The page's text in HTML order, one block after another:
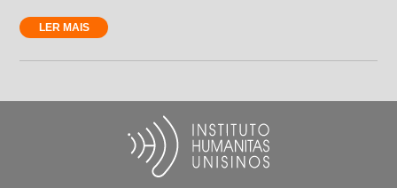
LER MAIS